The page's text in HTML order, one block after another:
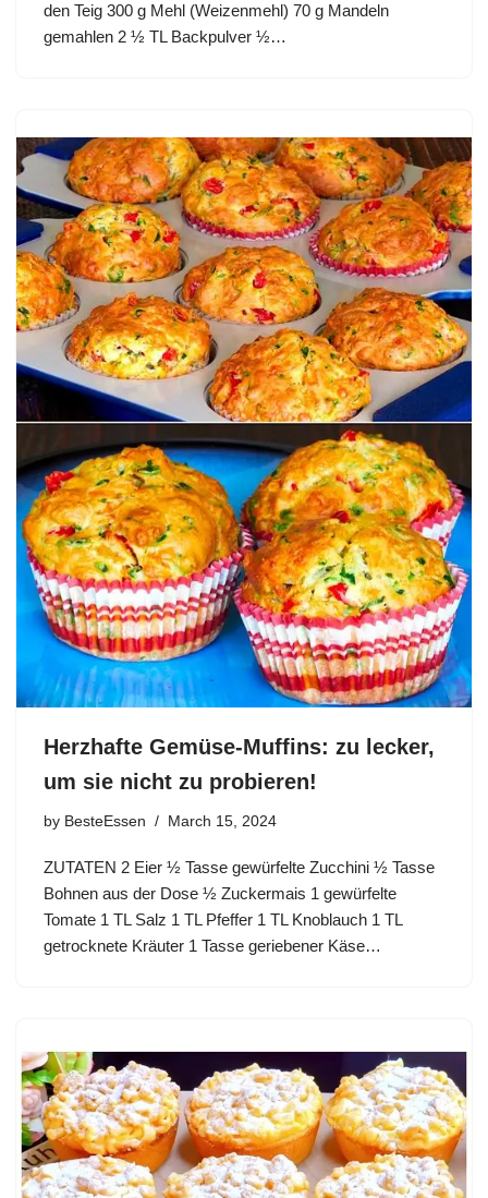
den Teig 300 g Mehl (Weizenmehl) 70 g Mandeln
gemahlen 2 ½ TL Backpulver ½…
Herzhafte Gemüse-Muffins: zu lecker,
um sie nicht zu probieren!
by BesteEssen March 15, 2024
ZUTATEN 2 Eier ½ Tasse gewürfelte Zucchini ½ Tasse
Bohnen aus der Dose ½ Zuckermais 1 gewürfelte
Tomate 1 TL Salz 1 TL Pfeffer 1 TL Knoblauch 1 TL
getrocknete Kräuter 1 Tasse geriebener Käse…